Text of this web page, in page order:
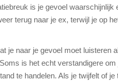
is je gevoel waarschijnlijk
terug naar je ex, terwijl je op
je naar je gevoel moet luisteren
is het echt verstandigere
te handelen. Als je twijfelt of